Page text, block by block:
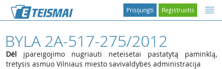
Registruotis
Prisijungti
BYLA 2A-517-275/2012
Dėl įpareigojimo nugriauti neteisėtai pastatytą paminklą,
tretysis asmuo Vilniaus miesto savivaldybės administracija